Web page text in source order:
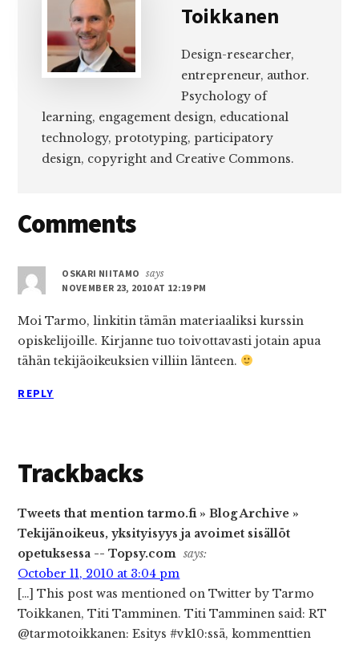
Toikkanen
Design-researcher,
entrepreneur, author.
Psychology of
learning, engagement design, educational
technology, prototyping, participatory
design, copyright and Creative Commons.
Reader
Comments
OSKARI NIITAMO
says
NOVEMBER 23, 2010 AT 12:19 PM
Moi Tarmo, linkitin tämän materiaaliksi kurssin
opiskelijoille. Kirjanne tuo toivottavasti jotain apua
tähän tekijäoikeuksien villiin länteen.
REPLY
Trackbacks
Tweets that mention tarmo.fi » Blog Archive »
Tekijänoikeus, yksityisyys ja avoimet sisällöt
opetuksessa -- Topsy.com says:
October 11, 2010 at 3:04 pm
[…] This post was mentioned on Twitter by Tarmo
Toikkanen, Titi Tamminen. Titi Tamminen said: RT
@tarmotoikkanen: Esitys #vk10:ssä, kommenttien